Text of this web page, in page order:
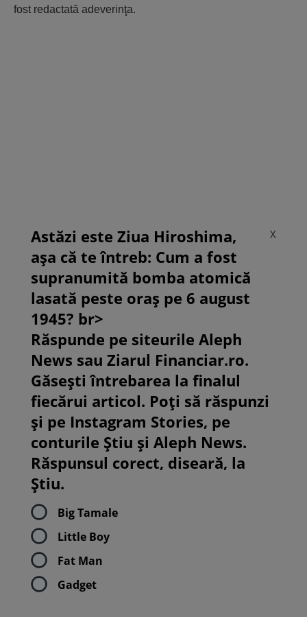
fost redactată adeverinţa.
X
Astăzi este Ziua Hiroshima,
așa că te întreb: Cum a fost
supranumită bomba atomică
lasată peste oraș pe 6 august
1945? br>
Răspunde pe siteurile Aleph
News sau Ziarul Financiar.ro.
Găsești întrebarea la finalul
fiecărui articol. Poți să răspunzi
și pe Instagram Stories, pe
conturile Știu și Aleph News.
Răspunsul corect, diseară, la
Știu.
Big Tamale
Little Boy
Fat Man
Gadget